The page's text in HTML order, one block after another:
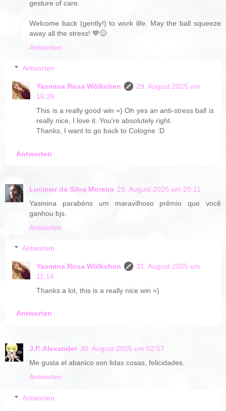
gesture of care.
Welcome back (gently!) to work life. May the ball squeeze
away all the stress! 💙😊
Antworten
Antworten
Yasmina Rosa Wölkchen
29. August 2025 um
16:26
This is a really good win =) Oh yes an anti-stress ball is
really nice, I love it. You're absolutely right.
Thanks, I want to go back to Cologne :D
Antworten
Lucimar da Silva Moreira 29. August 2025 um 20:11
Yasmina parabéns um maravilhoso prêmio que você
ganhou bjs.
Antworten
Antworten
Yasmina Rosa Wölkchen
31. August 2025 um
11:14
Thanks a lot, this is a really nice win =)
Antworten
J.P. Alexander 30. August 2025 um 02:57
Me gusta el abanico son lidas cosas, felicidades.
Antworten
Antworten